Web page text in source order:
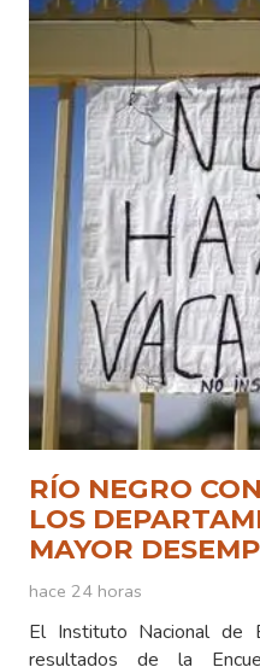
RÍO NEGRO
LOS
MAYOR
hace 24 horas
El Instituto Nacional de
resultados de la